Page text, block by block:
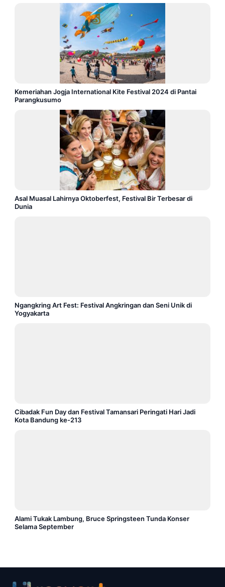
Kemeriahan Jogja International Kite Festival 2024 di Pantai
Parangkusumo
Asal Muasal Lahirnya Oktoberfest, Festival Bir Terbesar di
Dunia
Ngangkring Art Fest: Festival Angkringan dan Seni Unik di
Yogyakarta
Cibadak Fun Day dan Festival Tamansari Peringati Hari Jadi
Kota Bandung ke-213
Alami Tukak Lambung, Bruce Springsteen Tunda Konser
Selama September